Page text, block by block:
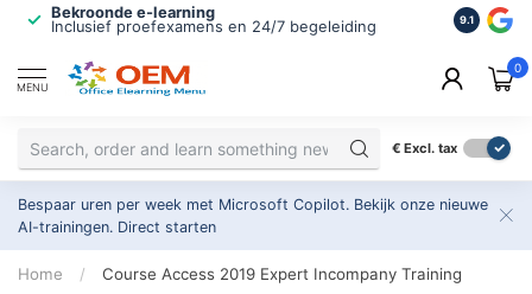
Bekroonde e-learning
Inclusief proefexamens en 24/7 begeleiding
ISO
2.500+
9.1
MENU
0
€ Excl. tax
Bespaar uren per week met Microsoft Copilot. Bekijk onze nieuwe
AI-trainingen. Direct starten
Home / Course Access 2019 Expert Incompany Training